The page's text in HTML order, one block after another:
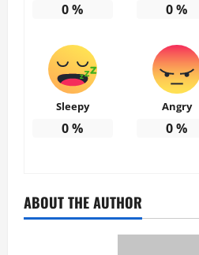
0% 0%
Sleepy
0%
Angry
0%
ABOUT THE AUTHOR